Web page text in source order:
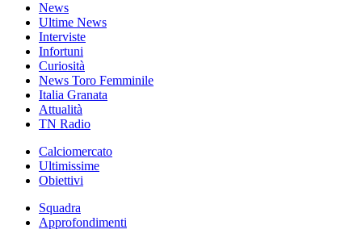
News
Ultime News
Interviste
Infortuni
Curiosità
News Toro Femminile
Italia Granata
Attualità
TN Radio
Calciomercato
Ultimissime
Obiettivi
Squadra
Approfondimenti